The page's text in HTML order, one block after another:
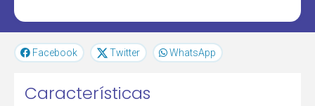
Facebook Twitter WhatsApp
Características